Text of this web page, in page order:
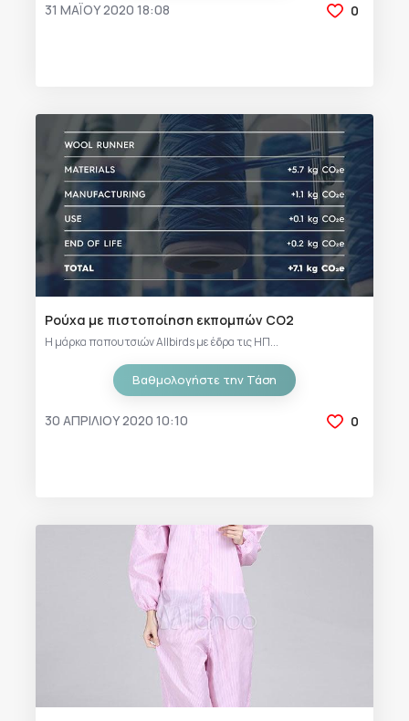
31 ΜΑΪ́ΟΥ 2020 18:08 0
Ρούχα με πιστοποίηση εκπομπών CO2
Η μάρκα παπουτσιών Allbirds με έδρα τις ΗΠ...
Βαθμολογήστε την Τάση
30 ΑΠΡΙΛΊΟΥ 2020 10:10 0